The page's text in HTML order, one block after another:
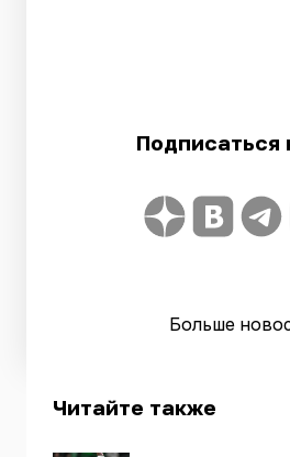
Подписаться
Больше
Читайте также